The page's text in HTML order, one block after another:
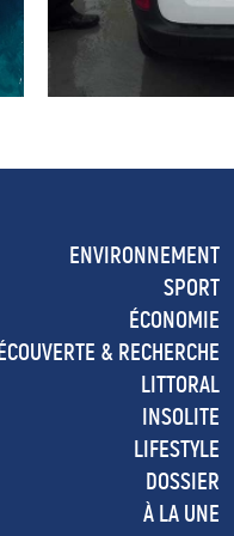
ENVIRONNEMENT
SPORT
ÉCONOMIE
& RECHERCHE
LITTORAL
INSOLITE
LIFESTYLE
DOSSIER
À LA UNE